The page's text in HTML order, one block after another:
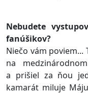
Nebudete
fanúšikov?
Niečo vám poviem...
na
a prišiel za ňou
kamarát miluje